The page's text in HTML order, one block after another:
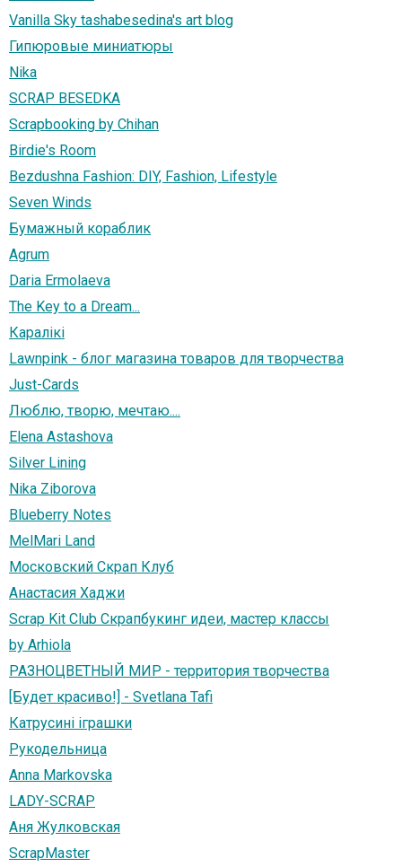
Vanilla Sky tashabesedina's art blog
Гипюровые миниатюры
Nika
SCRAP BESEDKA
Scrapbooking by Chihan
Birdie's Room
Bezdushna Fashion: DIY, Fashion, Lifestyle
Seven Winds
Бумажный кораблик
Agrum
Daria Ermolaeva
The Key to a Dream...
Каралiкi
Lawnpink - блог магазина товаров для творчества
Just-Cards
Люблю, творю, мечтаю....
Elena Astashova
Silver Lining
Nika Ziborova
Blueberry Notes
MelMari Land
Московский Скрап Клуб
Анастасия Хаджи
Scrap Kit Club Скрапбукинг идеи, мастер классы
by Arhiola
РАЗНОЦВЕТНЫЙ МИР - территория творчества
[Будет красиво!] - Svetlana Tafi
Катрусині іграшки
Рукодельница
Anna Markovska
LADY-SCRAP
Аня Жулковская
ScrapMaster